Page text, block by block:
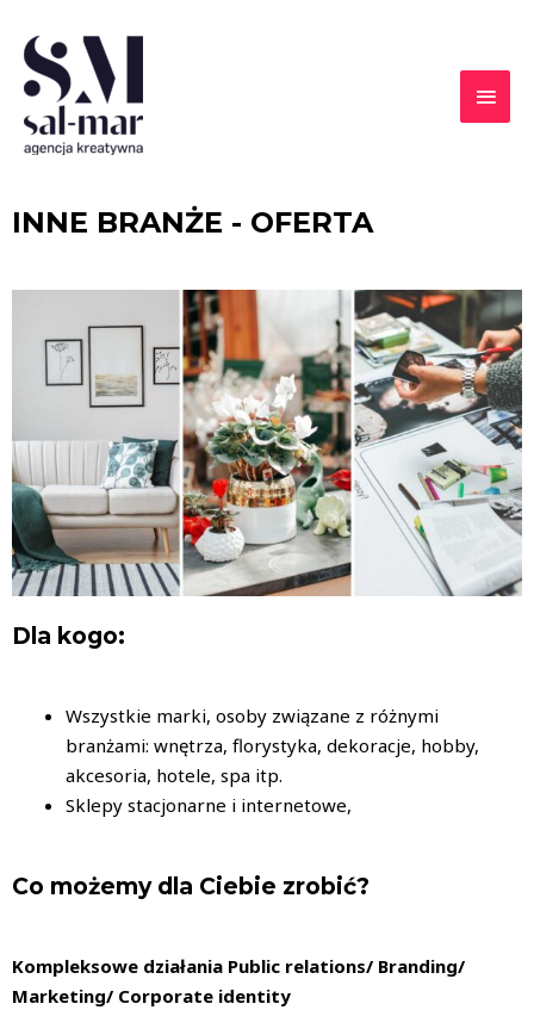
INNE BRANŻE - OFERTA
Dla kogo:
Wszystkie marki, osoby związane z różnymi
branżami: wnętrza, florystyka, dekoracje, hobby,
akcesoria, hotele, spa itp.
Sklepy stacjonarne i internetowe,
Co możemy dla Ciebie zrobić?
Kompleksowe działania Public relations/ Branding/
Marketing/ Corporate identity